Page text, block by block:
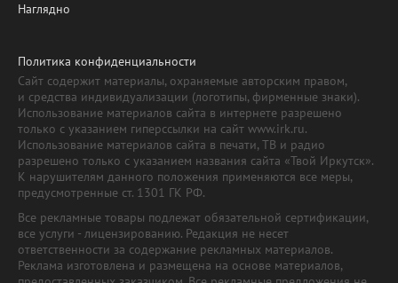
Наглядно
Политика конфиденциальности
Сайт содержит материалы, охраняемые авторским правом,
и средства индивидуализации (логотипы, фирменные знаки).
Использование материалов сайта в интернете разрешено
только с указанием гиперссылки на сайт www.irk.ru.
Использование материалов сайта в печати, ТВ и радио
разрешено только с указанием названия сайта «Твой Иркутск».
К нарушителям данного положения применяются все меры,
предусмотренные ст. 1301 ГК РФ.
Все рекламные товары подлежат обязательной сертификации,
все услуги - лицензированию. Редакция не несет
ответственности за содержание рекламных материалов.
Реклама изготовлена и размещена на основе материалов,